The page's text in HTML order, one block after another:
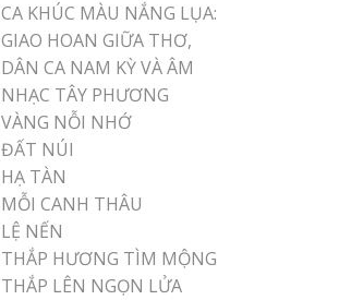
CA KHÚC MÀU NẮNG LỤA:
GIAO HOAN GIỮA THƠ,
DÂN CA NAM KỲ VÀ ÂM
NHẠC TÂY PHƯƠNG
VÀNG NỖI NHỚ
ĐẤT NÚI
HẠ TÀN
MỖI CANH THÂU
LỆ NẾN
THẮP HƯƠNG TÌM MỘNG
THẮP LÊN NGỌN LỬA